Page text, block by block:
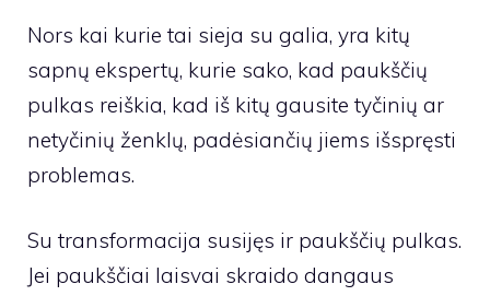
Nors kai kurie tai sieja su galia, yra kitų
sapnų ekspertų, kurie sako, kad paukščių
pulkas reiškia, kad iš kitų gausite tyčinių ar
netyčinių ženklų, padėsiančių jiems išspręsti
problemas.
Su transformacija susijęs ir paukščių pulkas.
Jei paukščiai laisvai skraido dangaus